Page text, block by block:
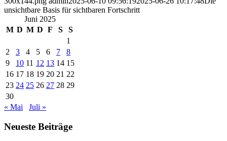
unsichtbare Basis für sichtbaren Fortschritt
Juni 2025
M D M D F S
S
1
2
3 4 5 6 7
8
9
10 11 12 13 14 15
16 17 18 19 20 21 22
23 24 25 26 27 28 29
30
« Mai
Juli »
Neueste Beiträge